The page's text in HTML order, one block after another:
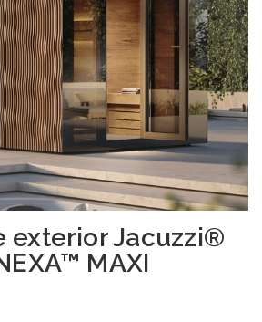
exterior Jacuzzi®
MAXI